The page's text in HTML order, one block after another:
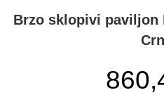
Brzo sklopivi paviljon